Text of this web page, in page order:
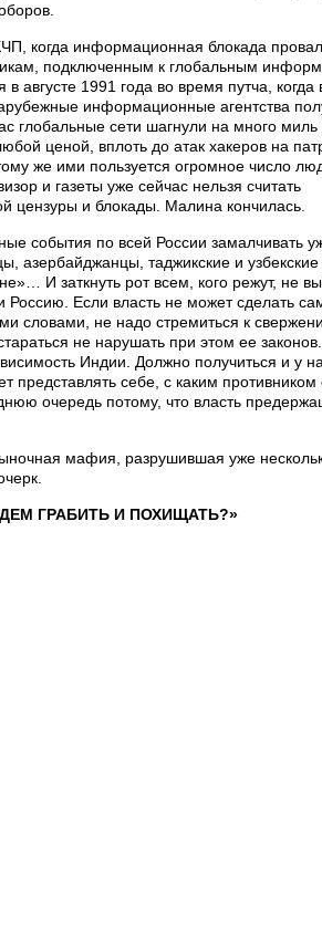
когда информационная блокада
подключенным к глобальным
августе 1991 года во время путча, когда
информационные агентства
глобальные сети шагнули на много миль
ценой, вплоть до атак хакеров на
же ими пользуется огромное число
и газеты уже сейчас нельзя счи­тать
цензуры и блокады. Малина кончилась.
события по всей России замалчивать
азер­бай­д­жан­цы, таджикские и
И заткнуть рот всем, кого режут, не
Рос­сию. Если власть не может сделать
словами, не надо стремиться к
не нарушать при этом ее
Индии. Должно получиться и у
пред­став­лять себе, с каким противником
очередь потому, что власть
мафия, разрушившая уже
ГРАБИТЬ И ПОХИЩАТЬ?»